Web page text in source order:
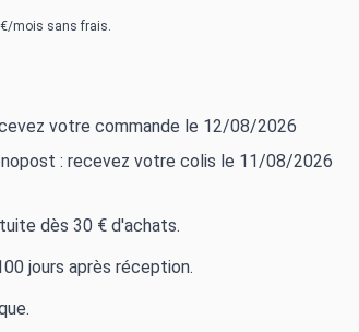
mois sans frais.
votre commande le 12/08/2026
: recevez votre colis le 11/08/2026
dès 30 € d'achats.
jours après réception.